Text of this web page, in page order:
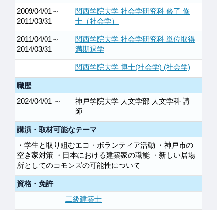
2009/04/01～
2011/03/31
関西学院大学 社会学研究科 修了 修
士（社会学）
2011/04/01～
2014/03/31
関西学院大学 社会学研究科 単位取得
満期退学
関西学院大学 博士(社会学) (社会学)
職歴
2024/04/01 ～
神戸学院大学 人文学部 人文学科 講
師
講演・取材可能なテーマ
・学生と取り組むエコ・ボランティア活動 ・神戸市の
空き家対策 ・日本における建築家の職能 ・新しい居場
所としてのコモンズの可能性について
資格・免許
二級建築士